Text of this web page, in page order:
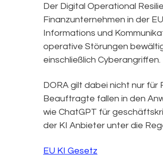
Der Digital Operational
Finanzunternehmen in der
Informations und
operative Störungen
einschließlich Cyberangriffen.
DORA gilt dabei nicht nur
Beauftragte fallen in den
wie ChatGPT für
der KI Anbieter unter die
EU KI Gesetz